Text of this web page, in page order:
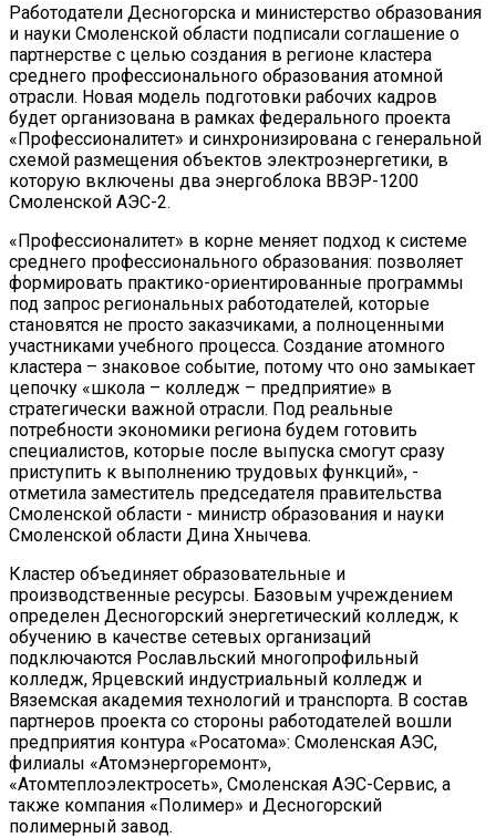
Работодатели Десногорска и министерство образования
и науки Смоленской области подписали соглашение о
партнерстве с целью создания в регионе кластера
среднего профессионального образования атомной
отрасли. Новая модель подготовки рабочих кадров
будет организована в рамках федерального проекта
«Профессионалитет» и синхронизирована с генеральной
схемой размещения объектов электроэнергетики, в
которую включены два энергоблока ВВЭР-1200
Смоленской АЭС-2.
«Профессионалитет» в корне меняет подход к системе
среднего профессионального образования: позволяет
формировать практико-ориентированные программы
под запрос региональных работодателей, которые
становятся не просто заказчиками, а полноценными
участниками учебного процесса. Создание атомного
кластера – знаковое событие, потому что оно замыкает
цепочку «школа – колледж – предприятие» в
стратегически важной отрасли. Под реальные
потребности экономики региона будем готовить
специалистов, которые после выпуска смогут сразу
приступить к выполнению трудовых функций», -
отметила заместитель председателя правительства
Смоленской области - министр образования и науки
Смоленской области Дина Хнычева.
Кластер объединяет образовательные и
производственные ресурсы. Базовым учреждением
определен Десногорский энергетический колледж, к
обучению в качестве сетевых организаций
подключаются Рославльский многопрофильный
колледж, Ярцевский индустриальный колледж и
Вяземская академия технологий и транспорта. В состав
партнеров проекта со стороны работодателей вошли
предприятия контура «Росатома»: Смоленская АЭС,
филиалы «Атомэнергоремонт»,
«Атомтеплоэлектросеть», Смоленская АЭС-Сервис, а
также компания «Полимер» и Десногорский
полимерный завод.